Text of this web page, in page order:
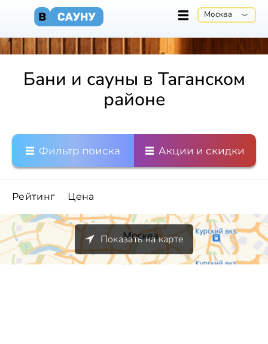
Москва
Бани и сауны в Таганском
районе
Фильтр поиска Акции и скидки
Рейтинг Цена
Показать на карте